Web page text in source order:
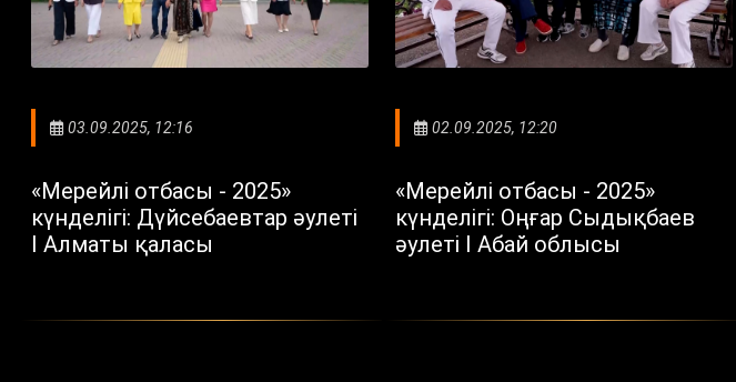
03.09.2025, 12:16
«Мерейлі отбасы - 2025»
күнделігі: Дүйсебаевтар әулеті
I Алматы қаласы
02.09.2025, 12:20
«Мерейлі отбасы - 2025»
күнделігі: Оңғар Сыдықбаев
әулеті I Абай облысы